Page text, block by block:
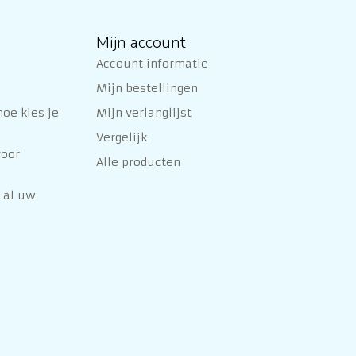
kies je
al uw
Mijn account
Account informatie
Mijn bestellingen
Mijn verlanglijst
Vergelijk
Alle producten